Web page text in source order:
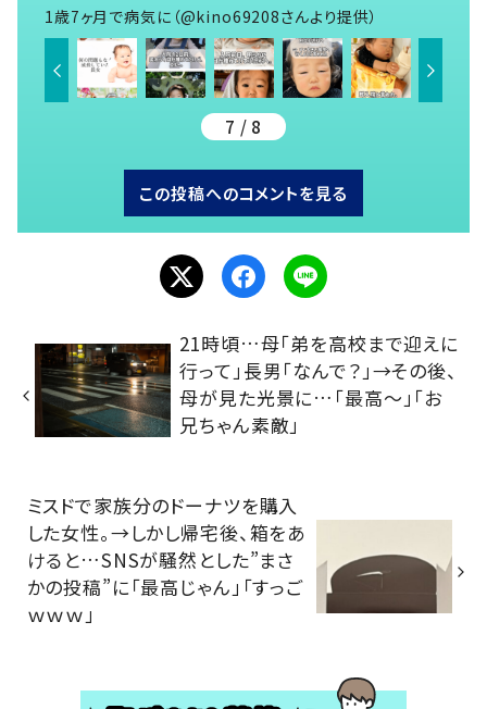
1歳7ヶ月で病気に（@kino69208さんより提供）
7 / 8
この投稿へのコメントを見る
21時頃…母「弟を高校まで迎えに
行って」長男「なんで？」→その後、
母が見た光景に…「最高～」「お
兄ちゃん素敵」
ミスドで家族分のドーナツを購入
した女性。→しかし帰宅後、箱をあ
けると…SNSが騒然とした”まさ
かの投稿”に「最高じゃん」「すっご
ｗｗｗ」